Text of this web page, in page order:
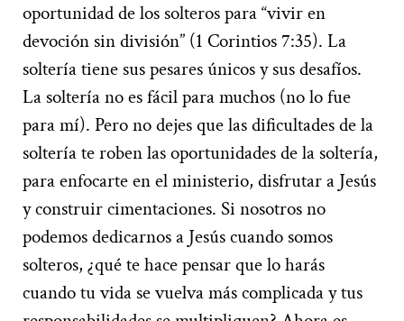
oportunidad de los solteros para “vivir en
devoción sin división” (1 Corintios 7:35). La
soltería tiene sus pesares únicos y sus desafíos.
La soltería no es fácil para muchos (no lo fue
para mí). Pero no dejes que las dificultades de la
soltería te roben las oportunidades de la soltería,
para enfocarte en el ministerio, disfrutar a Jesús
y construir cimentaciones. Si nosotros no
podemos dedicarnos a Jesús cuando somos
solteros, ¿qué te hace pensar que lo harás
cuando tu vida se vuelva más complicada y tus